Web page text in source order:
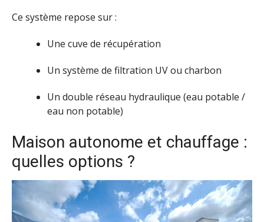
Ce système repose sur :
Une cuve de récupération
Un système de filtration UV ou charbon
Un double réseau hydraulique (eau potable /
eau non potable)
Maison autonome et chauffage :
quelles options ?